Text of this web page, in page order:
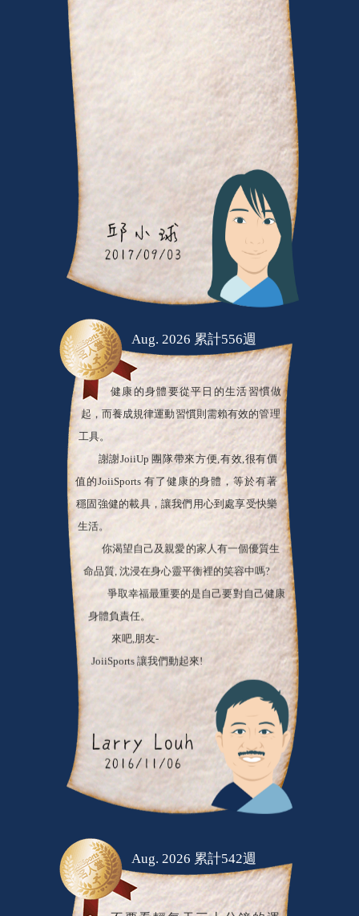
Aug. 2026 累計556週
健康的身體要從平日的生活習慣做
起，而養成規律運動習慣則需賴有效的管理
工具。
謝謝JoiiUp 團隊帶來方便,有效,很有價
值的JoiiSports 有了健康的身體，等於有著
穩固強健的載具，讓我們用心到處享受快樂
生活。
你渴望自己及親愛的家人有一個優質生
命品質, 沈浸在身心靈平衡裡的笑容中嗎?
爭取幸福最重要的是自己要對自己健康
身體負責任。
來吧,朋友-
JoiiSports 讓我們動起來!
Aug. 2026 累計542週
不要看輕每天三十分鐘的運